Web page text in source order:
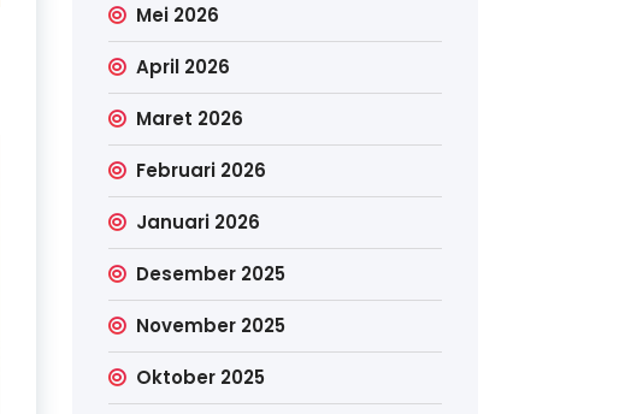
Mei 2026
April 2026
Maret 2026
Februari 2026
Januari 2026
Desember 2025
November 2025
Oktober 2025